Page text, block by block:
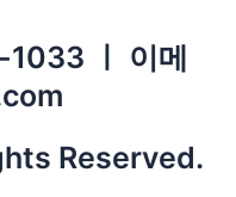
ㅣ 이메
Reserved.